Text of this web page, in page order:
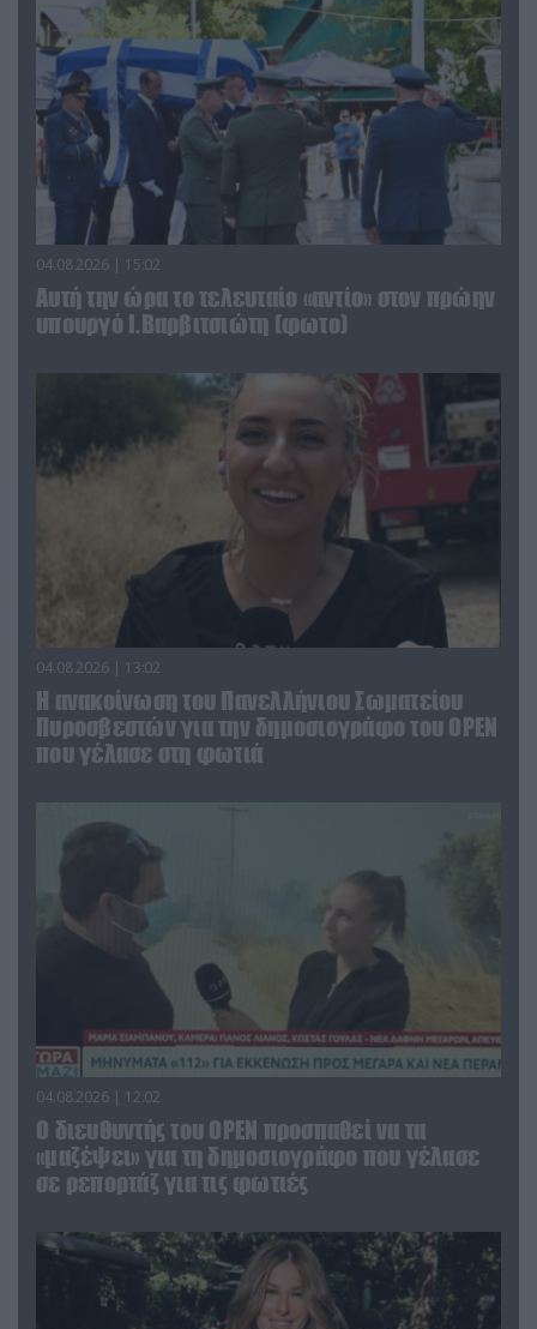
04.08.2026 | 15:02
Αυτή την ώρα το τελευταίο «αντίο» στον πρώην
υπουργό Ι.Βαρβιτσιώτη (φωτο)
04.08.2026 | 13:02
Η ανακοίνωση του Πανελλήνιου Σωματείου
Πυροσβεστών για την δημοσιογράφο του OPEN
που γέλασε στη φωτιά
04.08.2026 | 12:02
O διευθυντής του OPEN προσπαθεί να τα
«μαζέψει» για τη δημοσιογράφο που γέλασε
σε ρεπορτάζ για τις φωτιές